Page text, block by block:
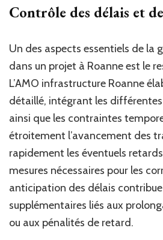
Contrôle des délais et
Un des aspects essentiels de la
dans un projet à Roanne est le
L’AMO infrastructure Roanne
détaillé, intégrant les
ainsi que les contraintes
étroitement l’avancement des
rapidement les éventuels
mesures nécessaires pour les
anticipation des délais
supplémentaires liés aux
ou aux pénalités de retard.